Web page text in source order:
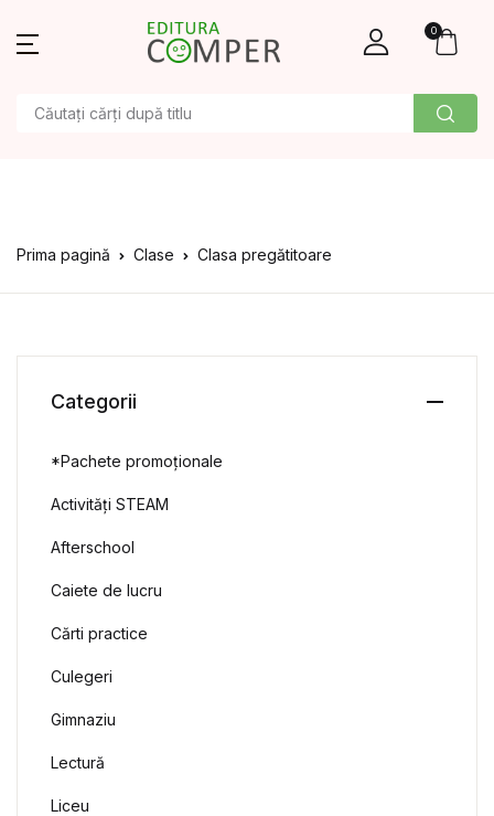
0
Prima pagină Clase Clasa pregătitoare
Categorii
*Pachete promoționale
Activități STEAM
Afterschool
Caiete de lucru
Cărti practice
Culegeri
Gimnaziu
Lectură
Liceu